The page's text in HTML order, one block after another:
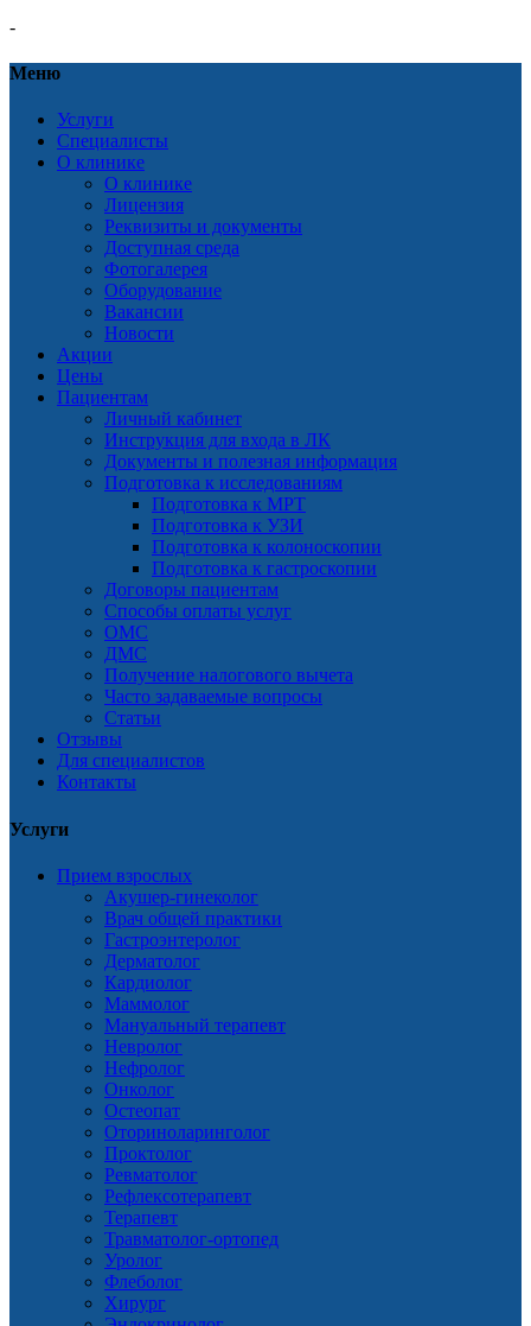
-
Меню
Услуги
Специалисты
О клинике
О клинике
Лицензия
Реквизиты и документы
Доступная среда
Фотогалерея
Оборудование
Вакансии
Новости
Акции
Цены
Пациентам
Личный кабинет
Инструкция для входа в ЛК
Документы и полезная информация
Подготовка к исследованиям
Подготовка к МРТ
Подготовка к УЗИ
Подготовка к колоноскопии
Подготовка к гастроскопии
Договоры пациентам
Способы оплаты услуг
ОМС
ДМС
Получение налогового вычета
Часто задаваемые вопросы
Статьи
Отзывы
Для специалистов
Контакты
Услуги
Прием взрослых
Акушер-гинеколог
Врач общей практики
Гастроэнтеролог
Дерматолог
Кардиолог
Маммолог
Мануальный терапевт
Невролог
Нефролог
Онколог
Остеопат
Оториноларинголог
Проктолог
Ревматолог
Рефлексотерапевт
Терапевт
Травматолог-ортопед
Уролог
Флеболог
Хирург